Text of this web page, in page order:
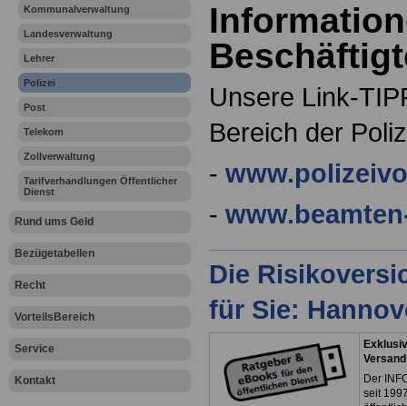
Kommunalverwaltung
Landesverwaltung
Lehrer
Polizei
Post
Telekom
Zollverwaltung
Tarifverhandlungen Öffentlicher
Dienst
Rund ums Geld
Bezügetabellen
Recht
VorteilsBereich
Service
Kontakt
Unsere Link-
Bereich der
-
-
Die
für Sie:
Der
seit